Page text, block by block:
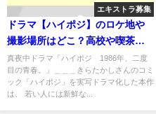
エキストラ募集
ドラマ【ハイポジ】のロケ地や
撮影場所はどこ？高校や喫茶店
などは？
真夜中ドラマ「ハイポジ 1986年、二度
目の青春。」＿＿＿きらたかしさんのコミ
ック「ハイポジ」を実写ドラマ化した本作
は、 若い人には新鮮な...